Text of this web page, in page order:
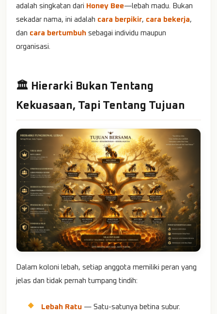
adalah singkatan dari Honey Bee—lebah madu. Bukan
sekadar nama, ini adalah cara berpikir, cara bekerja,
dan cara bertumbuh sebagai individu maupun
organisasi.
🏛️ Hierarki Bukan Tentang
Kekuasaan, Tapi Tentang Tujuan
Dalam koloni lebah, setiap anggota memiliki peran yang
jelas dan tidak pernah tumpang tindih:
Lebah Ratu — Satu-satunya betina subur.